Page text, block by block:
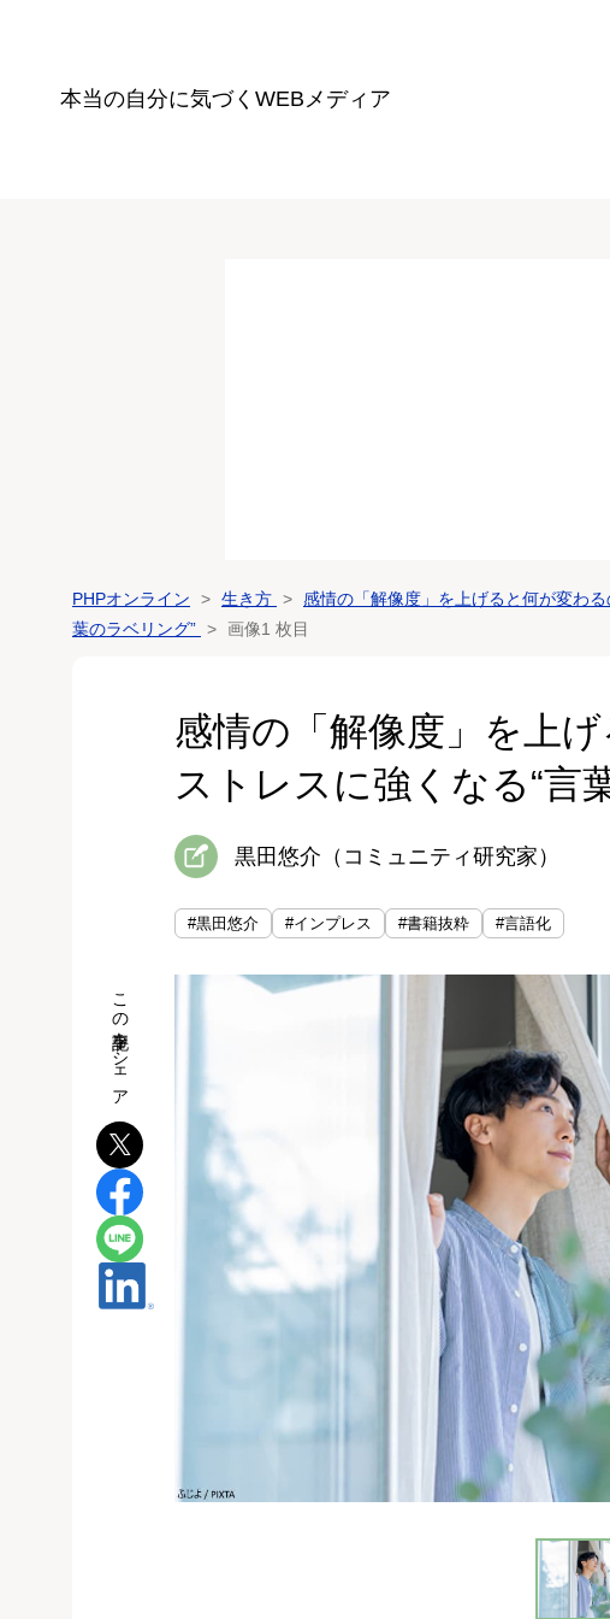
本当の自分に気づく WEBメディア
PHPオンライン 生き方
感情の「解像度」を上げると何が変わ
葉のラベリング”
画像1 枚目
感情の「解像度」を上
ストレスに強くなる“言
黒田悠介（コミュニティ研究家）
#黒田悠介 #インプレス #書籍抜粋 #言語化
この記事をシェア